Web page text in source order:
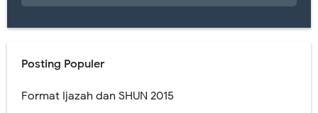
Posting Populer
Format Ijazah dan SHUN 2015